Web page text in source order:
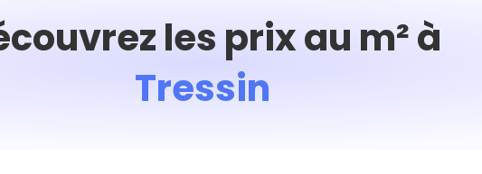
les prix au m² à
Tressin